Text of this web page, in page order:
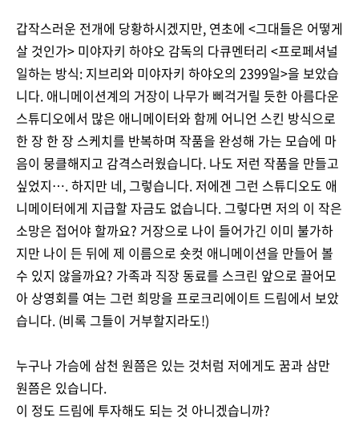
갑작스러운 전개에 당황하시겠지만, 연초에 <그대들은 어떻게
살 것인가> 미야자키 하야오 감독의 다큐멘터리 <프로페셔널
일하는 방식: 지브리와 미야자키 하야오의 2399일>을 보았습
니다. 애니메이션계의 거장이 나무가 삐걱거릴 듯한 아름다운
스튜디오에서 많은 애니메이터와 함께 어니언 스킨 방식으로
한 장 한 장 스케치를 반복하며 작품을 완성해 가는 모습에 마
음이 뭉클해지고 감격스러웠습니다. 나도 저런 작품을 만들고
싶었지…. 하지만 네, 그렇습니다. 저에겐 그런 스튜디오도 애
니메이터에게 지급할 자금도 없습니다. 그렇다면 저의 이 작은
소망은 접어야 할까요? 거장으로 나이 들어가긴 이미 불가하
지만 나이 든 뒤에 제 이름으로 숏컷 애니메이션을 만들어 볼
수 있지 않을까요? 가족과 직장 동료를 스크린 앞으로 끌어모
아 상영회를 여는 그런 희망을 프로크리에이트 드림에서 보았
습니다. (비록 그들이 거부할지라도!)
누구나 가슴에 삼천 원쯤은 있는 것처럼 저에게도 꿈과 삼만
원쯤은 있습니다.
이 정도 드림에 투자해도 되는 것 아니겠습니까?